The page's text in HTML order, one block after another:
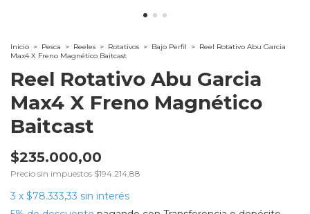
Inicio > Pesca > Reeles > Rotativos > Bajo Perfil > Reel Rotativo Abu Garcia
Max4 X Freno Magnético Baitcast
Reel Rotativo Abu Garcia
Max4 X Freno Magnético
Baitcast
$235.000,00
Precio sin impuestos $194.214,88
3 x $78.333,33 sin interés